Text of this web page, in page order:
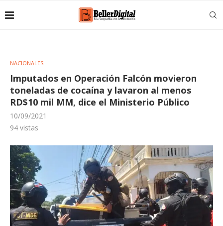
NACIONALES
Imputados en Operación Falcón movieron
toneladas de cocaína y lavaron al menos
RD$10 mil MM, dice el Ministerio Público
10/09/2021
94 vistas